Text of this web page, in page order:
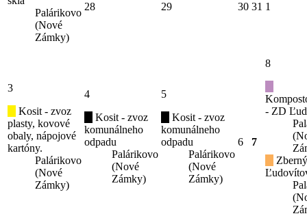
Palárikovo
(Nové
Zámky)
28 29 30 31 1
3
Kosit - zvoz
plasty, kovové
obaly, nápojové
kartóny.
Palárikovo
(Nové
Zámky)
4
Kosit - zvoz
komunálneho
odpadu
Palárikovo
(Nové
Zámky)
5
Kosit - zvoz
komunálneho
odpadu
Palárikovo
(Nové
Zámky)
6 7
8
- ZD